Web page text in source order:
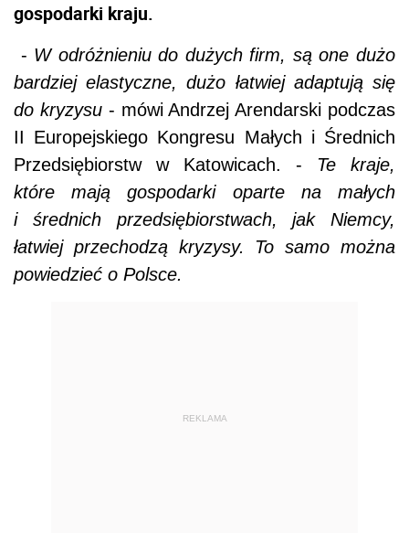
gospodarki kraju.
- W odróżnieniu do dużych firm, są one dużo
bardziej elastyczne, dużo łatwiej adaptują się
do kryzysu- mówi Andrzej Arendarski podczas
II Europejskiego Kongresu Małych i Średnich
Przedsiębiorstw w Katowicach. - Te kraje,
które mają gospodarki oparte na małych
i średnich przedsiębiorstwach, jak Niemcy,
łatwiej przechodzą kryzysy. To samo można
powiedzieć o Polsce.
REKLAMA